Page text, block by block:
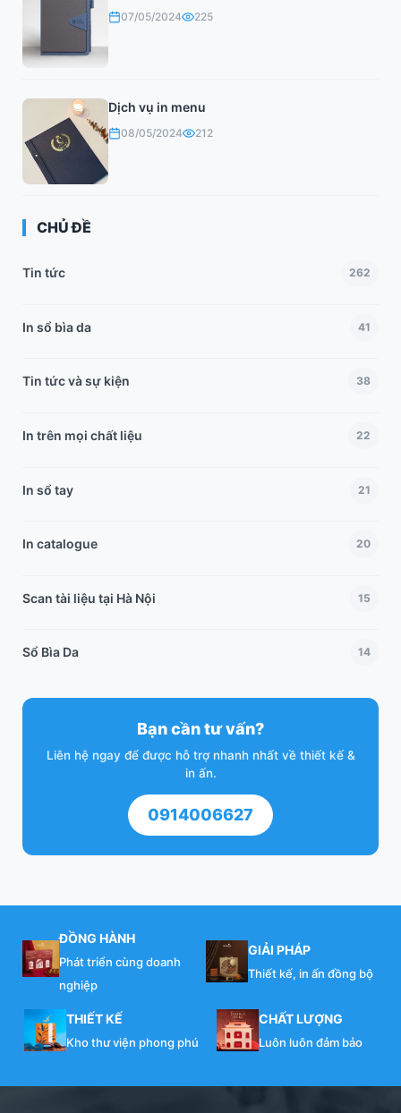
07/05/2024 225
Dịch vụ in menu
08/05/2024 212
CHỦ ĐỀ
Tin tức 262
In sổ bìa da 41
Tin tức và sự kiện 38
In trên mọi chất liệu 22
In sổ tay 21
In catalogue 20
Scan tài liệu tại Hà Nội 15
Sổ Bìa Da 14
Bạn cần tư vấn?
Liên hệ ngay để được hỗ trợ nhanh nhất về thiết kế &
in ấn.
0914006627
ĐỒNG HÀNH
Phát triển cùng doanh
nghiệp
GIẢI PHÁP
Thiết kế, in ấn đồng bộ
THIẾT KẾ
Kho thư viện phong phú
CHẤT LƯỢNG
Luôn luôn đảm bảo